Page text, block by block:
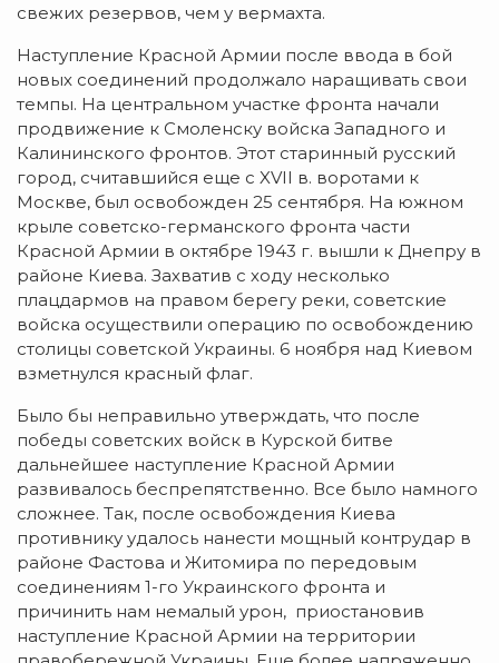
свежих резервов, чем у вермахта.
Наступление Красной Армии после ввода в бой
новых соединений продолжало наращивать свои
темпы. На центральном участке фронта начали
продвижение к Смоленску войска Западного и
Калининского фронтов. Этот старинный русский
город, считавшийся еще с XVII в. воротами к
Москве, был освобожден 25 сентября. На южном
крыле советско-германского фронта части
Красной Армии в октябре 1943 г. вышли к Днепру в
районе Киева. Захватив с ходу несколько
плацдармов на правом берегу реки, советские
войска осуществили операцию по освобождению
столицы советской Украины. 6 ноября над Киевом
взметнулся красный флаг.
Было бы неправильно утверждать, что после
победы советских войск в Курской битве
дальнейшее наступление Красной Армии
развивалось беспрепятственно. Все было намного
сложнее. Так, после освобождения Киева
противнику удалось нанести мощный контрудар в
районе Фастова и Житомира по передовым
соединениям 1-го Украинского фронта и
причинить нам немалый урон, приостановив
наступление Красной Армии на территории